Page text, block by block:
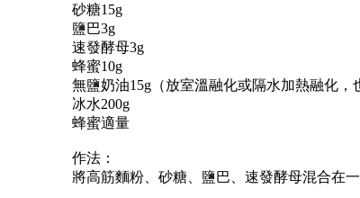
砂糖15g
鹽巴3g
速發酵母3g
蜂蜜10g
無鹽奶油15g（放室溫融化或隔水加熱融化，
冰水200g
蜂蜜適量
作法：
將高筋麵粉、砂糖、鹽巴、速發酵母混合在